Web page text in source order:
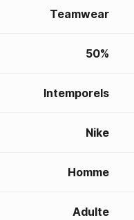
Teamwear
50%
Intemporels
Nike
Homme
Adulte